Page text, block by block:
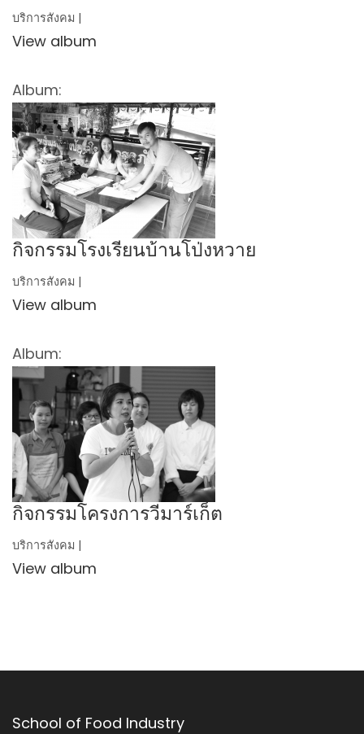
บริการสังคม |
View album
Album:
กิจกรรมโรงเรียนบ้านโป่งหวาย
บริการสังคม |
View album
Album:
กิจกรรมโครงการวีมาร์เก็ต
บริการสังคม |
View album
School of Food Industry